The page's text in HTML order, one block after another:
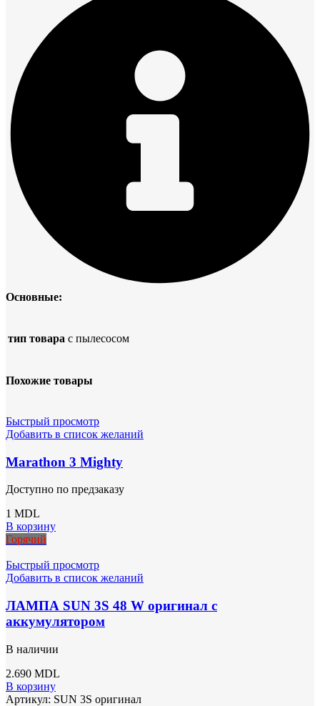
Основные:
тип товара с пылесосом
Похожие товары
Быстрый просмотр
Добавить в список желаний
Marathon 3 Mighty
Доступно по предзаказу
1 MDL
В корзину
Горячий
Быстрый просмотр
Добавить в список желаний
ЛАМПА SUN 3S 48 W оригинал с
аккумулятором
В наличии
2.690 MDL
В корзину
Артикул: SUN 3S оригинал